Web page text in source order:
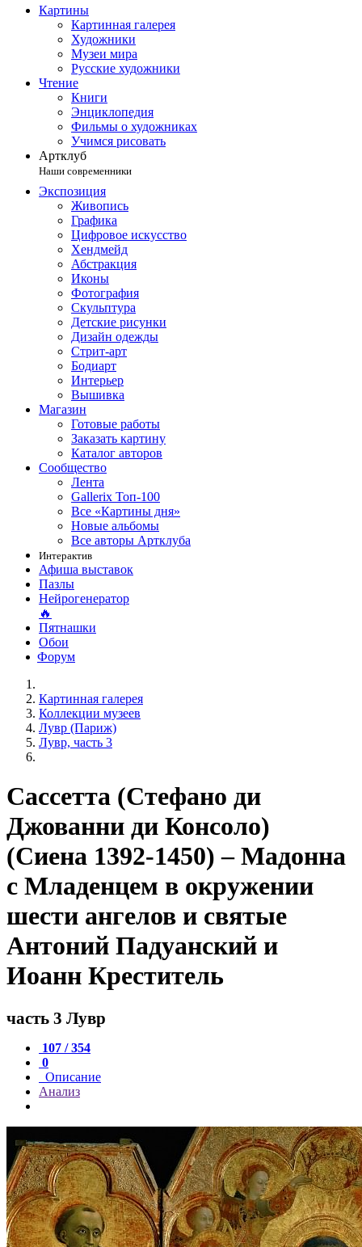
Картины
Картинная галерея
Художники
Музеи мира
Русские художники
Чтение
Книги
Энциклопедия
Фильмы о художниках
Учимся рисовать
Артклуб
Наши современники
Экспозиция
Живопись
Графика
Цифровое искусство
Хендмейд
Абстракция
Иконы
Фотография
Скульптура
Детские рисунки
Дизайн одежды
Стрит-арт
Бодиарт
Интерьер
Вышивка
Магазин
Готовые работы
Заказать картину
Каталог авторов
Сообщество
Лента
Gallerix Топ-100
Все «Картины дня»
Новые альбомы
Все авторы Артклуба
Интерактив
Афиша выставок
Пазлы
Нейрогенератор
🔥
Пятнашки
Обои
Форум
Картинная галерея
Коллекции музеев
Лувр (Париж)
Лувр, часть 3
Сассетта (Стефано ди
Джованни ди Консоло)
(Сиена 1392-1450) – Мадонна
с Младенцем в окружении
шести ангелов и святые
Антоний Падуанский и
Иоанн Креститель
часть 3 Лувр
107 / 354
0
Описание
Анализ